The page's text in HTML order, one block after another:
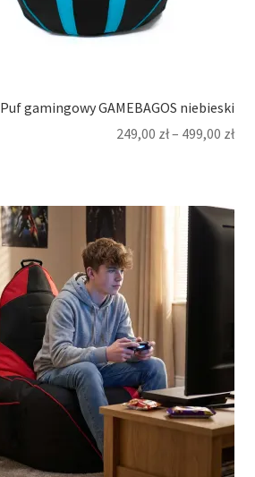
Puf gamingowy GAMEBAGOS niebieski
249,00 zł– 499,00 zł